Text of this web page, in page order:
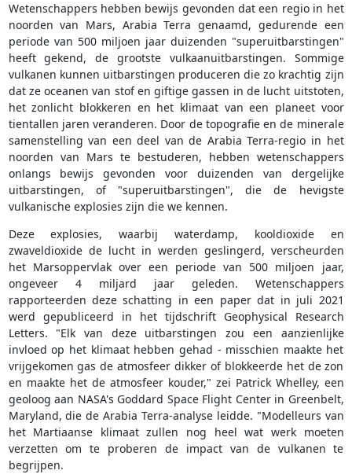
Wetenschappers hebben bewijs gevonden dat een regio in het
noorden van Mars, Arabia Terra genaamd, gedurende een
periode van 500 miljoen jaar duizenden "superuitbarstingen"
heeft gekend, de grootste vulkaanuitbarstingen. Sommige
vulkanen kunnen uitbarstingen produceren die zo krachtig zijn
dat ze oceanen van stof en giftige gassen in de lucht uitstoten,
het zonlicht blokkeren en het klimaat van een planeet voor
tientallen jaren veranderen. Door de topografie en de minerale
samenstelling van een deel van de Arabia Terra-regio in het
noorden van Mars te bestuderen, hebben wetenschappers
onlangs bewijs gevonden voor duizenden van dergelijke
uitbarstingen, of "superuitbarstingen", die de hevigste
vulkanische explosies zijn die we kennen.
Deze explosies, waarbij waterdamp, kooldioxide en
zwaveldioxide de lucht in werden geslingerd, verscheurden
het Marsoppervlak over een periode van 500 miljoen jaar,
ongeveer 4 miljard jaar geleden. Wetenschappers
rapporteerden deze schatting in een paper dat in juli 2021
werd gepubliceerd in het tijdschrift Geophysical Research
Letters. "Elk van deze uitbarstingen zou een aanzienlijke
invloed op het klimaat hebben gehad - misschien maakte het
vrijgekomen gas de atmosfeer dikker of blokkeerde het de zon
en maakte het de atmosfeer kouder," zei Patrick Whelley, een
geoloog aan NASA's Goddard Space Flight Center in Greenbelt,
Maryland, die de Arabia Terra-analyse leidde. "Modelleurs van
het Martiaanse klimaat zullen nog heel wat werk moeten
verzetten om te proberen de impact van de vulkanen te
begrijpen.